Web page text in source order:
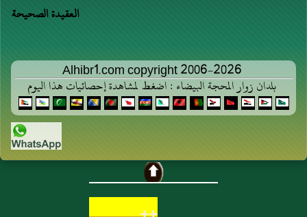
العقيدة الصحيحة
Alhibr1.com copyright 2006-2026
بلدان زوار المحجة البيضاء : اضغط لمشاهدة إحصائيات هذا اليوم